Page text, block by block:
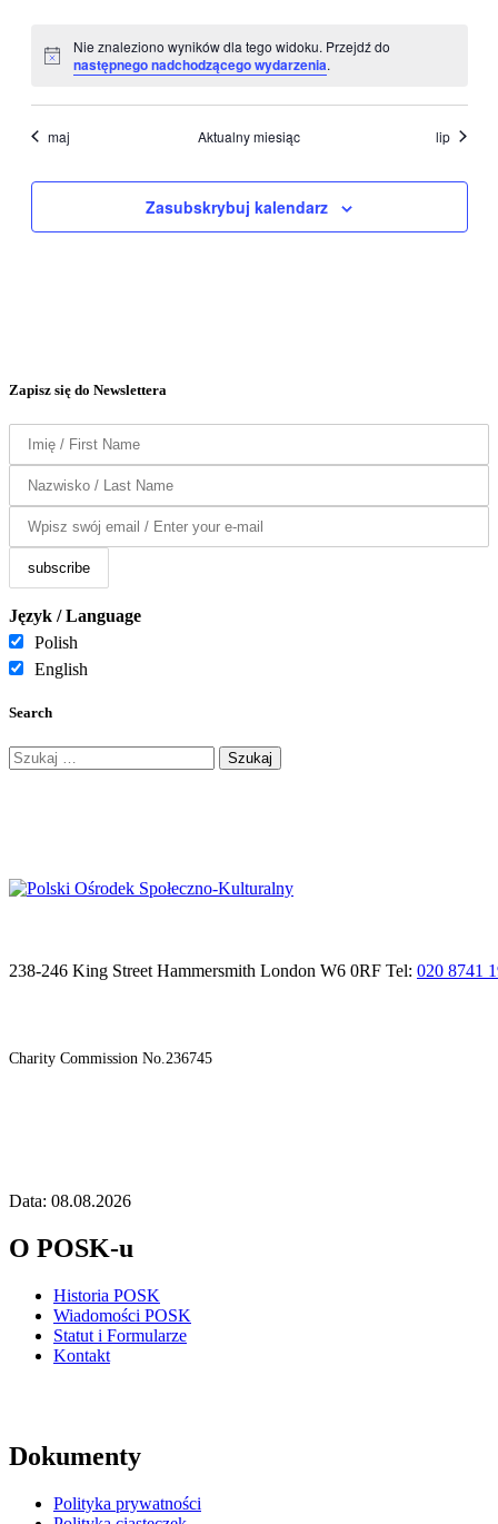
Powiadomienie
Nie znaleziono wyników dla tego widoku. Przejdź do
następnego nadchodzącego wydarzenia.
maj Aktualny miesiąc lip
Zasubskrybuj kalendarz
Zapisz się do Newslettera
Język / Language
Polish
English
Search
Szukaj:
238-246 King Street Hammersmith London W6 0RF Tel: 020 8741
Charity Commission No.236745
Data: 08.08.2026
O POSK-u
Historia POSK
Wiadomości POSK
Statut i Formularze
Kontakt
Dokumenty
Polityka prywatności